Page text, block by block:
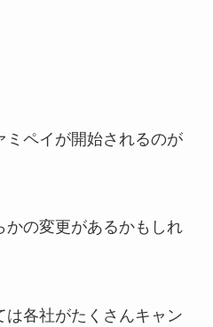
ミペイが開始されるのが
かの変更があるかもしれ
は各社がたくさんキャン